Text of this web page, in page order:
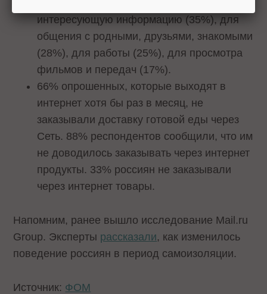
интересующую информацию (35%), для
общения с родными, друзьями, знакомыми
(28%), для работы (25%), для просмотра
фильмов и передач (17%).
66% опрошенных, которые выходят в
интернет хотя бы раз в месяц, не
заказывали доставку готовой еды через
Сеть. 88% респондентов сообщили, что им
не доводилось заказывать через интернет
продукты. 33% россиян не заказывали
через интернет товары.
Напомним, ранее вышло исследование Mail.ru
Group. Эксперты рассказали, как изменилось
поведение россиян в период самоизоляции.
Источник: ФОМ